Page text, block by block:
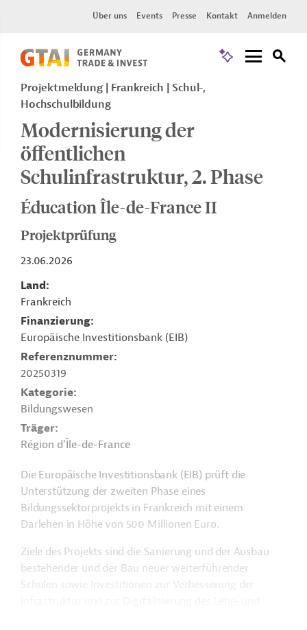
Über uns Events Presse Kontakt Anmelden
Projektmeldung Frankreich
Schul-,
Hochschulbildung
Modernisierung der
öffentlichen
Schulinfrastruktur, 2. Phase
Éducation Île-de-France II
Projektprüfung
23.06.2026
Land
Frankreich
Finanzierung
Europäische Investitionsbank (EIB)
Referenznummer
20250319
Kategorie
Bildungswesen
Träger
Région d'Île-de-France
Die Europäische Investitionsbank (EIB) prüft die
Unterstützung der zweiten Phase eines
Bildungssektorprojekts in Frankreich mit einem
Darlehen in Höhe von 500 Millionen Euro.
Ziele des Projekts sind die Sanierung und der Ausbau
bestehender und der Bau neuer weiterführender
Schulen sowie Investitionen zur Verbesserung der